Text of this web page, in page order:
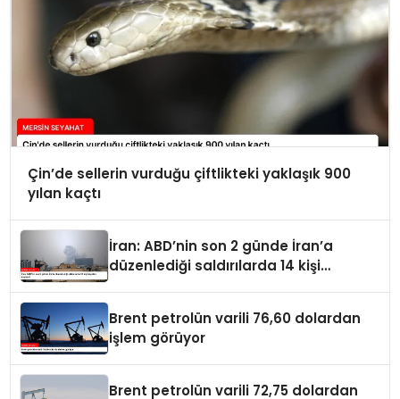
Çin’de sellerin vurduğu çiftlikteki yaklaşık 900
yılan kaçtı
İran: ABD’nin son 2 günde İran’a
düzenlediği saldırılarda 14 kişi
Brent petrolün varili 76,60 dolardan
işlem görüyor
Brent petrolün varili 72,75 dolardan